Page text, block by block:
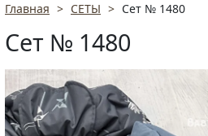
Главная СЕТЫ Сет № 1480
Сет № 1480